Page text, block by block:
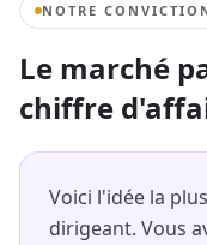
NOTRE
Le marché
chiffre
Voici l'idée la
dirigeant. Vous